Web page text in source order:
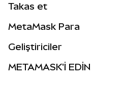
Takas et
Perps
RWA'lar
MetaMask Para
Geliştiriciler
METAMASK'İ EDİN